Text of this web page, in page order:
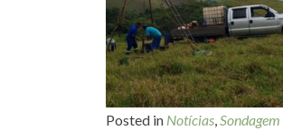
Posted in Notícias,Sondagem